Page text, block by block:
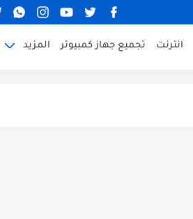
انترنت تجميع جهاز كمبيوتر المزيد